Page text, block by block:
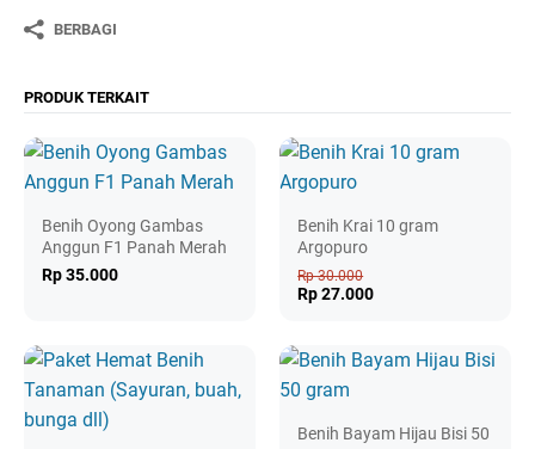
BERBAGI
PRODUK TERKAIT
Benih Oyong Gambas
Anggun F1 Panah Merah
Rp 35.000
Benih Krai 10 gram
Argopuro
Rp 30.000
Rp 27.000
Benih Bayam Hijau Bisi 50